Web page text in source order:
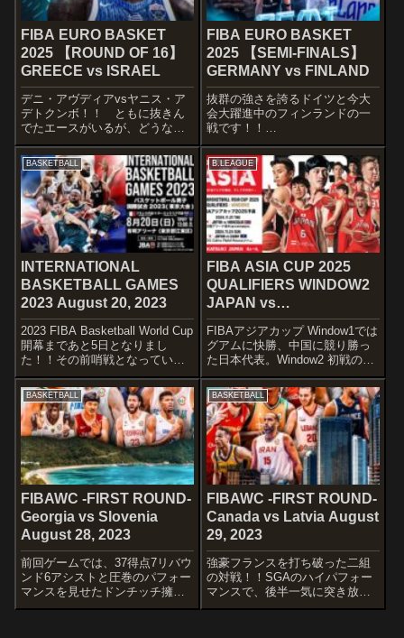
FIBA EURO BASKET
2025 【ROUND OF 16】
GREECE vs ISRAEL
デニ・アヴディアvsヤニス・ア
デトクンボ！！ ともに抜きん
でたエースがいるが、どうなる
かｗSTARTERSGREECETyler
DorseyKostas SloukasKostas
PapanikolaouKonstantinos Mit...
FIBA EURO BASKET
2025 【SEMI-FINALS】
GERMANY vs FINLAND
抜群の強さを誇るドイツと今大
会大躍進中のフィンランドの一
戦です！！
STARTERSGERMANY Isaac
Bonga Franz Wagner Daniel
Theis Dennis Schroder Andreas
ObstFINLA...
BASKETBALL
INTERNATIONAL
BASKETBALL GAMES
2023 August 20, 2023
2023 FIBA Basketball World Cup
開幕まであと5日となりまし
た！！その前哨戦となっている
バスケットボール男子日本代表
国際強化試合は、不本意ながら1
勝2敗で終わりを告げましたが、
内容的には見所も多く、予選が
非常に楽し...
B.LEAGUE
FIBA ASIA CUP 2025
QUALIFIERS WINDOW2
JAPAN vs
MONGOL November 21,
2024
FIBAアジアカップ Window1では
グアムに快勝、中国に競り勝っ
た日本代表。Window2 初戦の対
戦相手はモンゴル！！ 大きくロ
スターを入れ替えた日本代表に
注目ですね〜STARTERSJAPAN
富樫 勇樹西田 優大比江島 慎吉
井 裕鷹...
BASKETBALL
FIBAWC -FIRST ROUND-
Georgia vs Slovenia
August 28, 2023
前回ゲームでは、37得点7リバウ
ンド6アシストと圧巻のパフォー
マンスを見せたドンチッチ擁す
るスロベニアがベネズエラを圧
BASKETBALL
FIBAWC -FIRST ROUND-
Canada vs Latvia August
29, 2023
強豪フランスを打ち破った二組
の対戦！！SGAのハイパフォー
マンスで、後半一気に突き放し
30点差でフランスに勝利したカ